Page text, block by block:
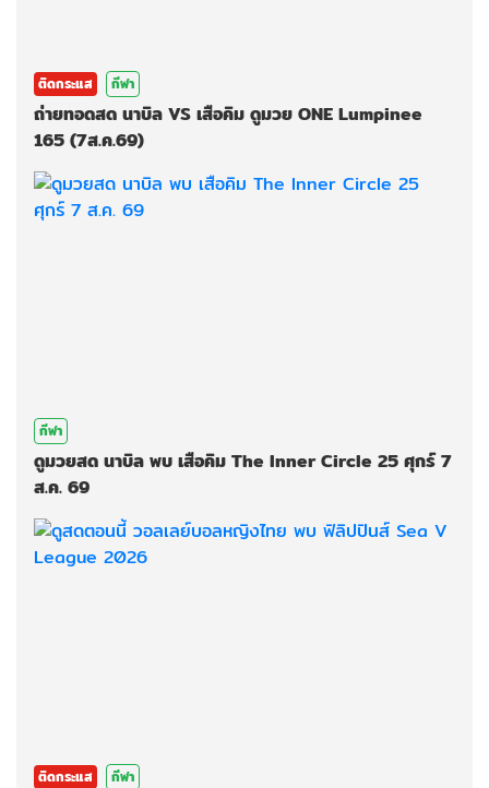
ติดกระแส กีฬา
ถ่ายทอดสด นาบิล VS เสือคิม ดูมวย ONE Lumpinee
165 (7ส.ค.69)
กีฬา
ดูมวยสด นาบิล พบ เสือคิม The Inner Circle 25 ศุกร์ 7
ส.ค. 69
ติดกระแส กีฬา